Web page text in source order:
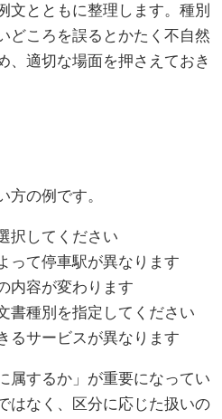
文とともに整理します。種別
どころを誤るとかたく不自然
、適切な場面を押さえておき
方の例です。
択してください
って停車駅が異なります
内容が変わります
書種別を指定してください
るサービスが異なります
属するか」が重要になってい
はなく、区分に応じた扱いの